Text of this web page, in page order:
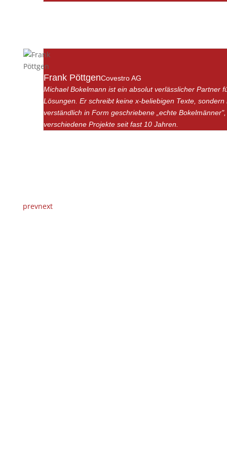
Frank PöttgenCovestro AG
Michael Bokelmann ist ein absolut verlässlicher Partner
Lösungen. Er schreibt keine x-beliebigen Texte, sondern
verständlich in Form geschriebene „echte
verschiedene Projekte seit fast 10 Jahren.
prevnext